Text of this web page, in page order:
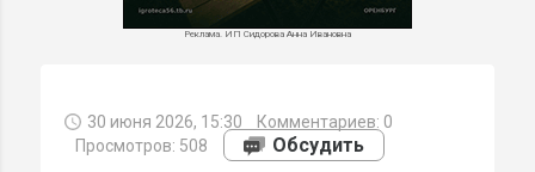
Реклама. ИП Сидорова Анна Ивановна
30 июня 2026, 15:30 Комментариев: 0
Просмотров: 508
Обсудить